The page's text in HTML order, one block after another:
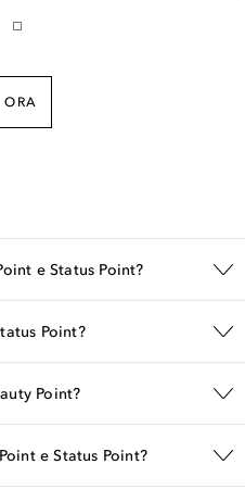
ORA
e Status Point?
Point?
Point?
e Status Point?